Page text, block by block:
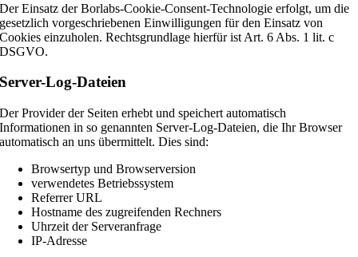
Der Einsatz der Borlabs-Cookie-Consent-Technologie erfolgt, um die
gesetzlich vorgeschriebenen Einwilligungen für den Einsatz von
Cookies einzuholen. Rechtsgrundlage hierfür ist Art. 6 Abs. 1 lit. c
DSGVO.
Server-Log-Dateien
Der Provider der Seiten erhebt und speichert automatisch
Informationen in so genannten Server-Log-Dateien, die Ihr Browser
automatisch an uns übermittelt. Dies sind:
Browsertyp und Browserversion
verwendetes Betriebssystem
Referrer URL
Hostname des zugreifenden Rechners
Uhrzeit der Serveranfrage
IP-Adresse